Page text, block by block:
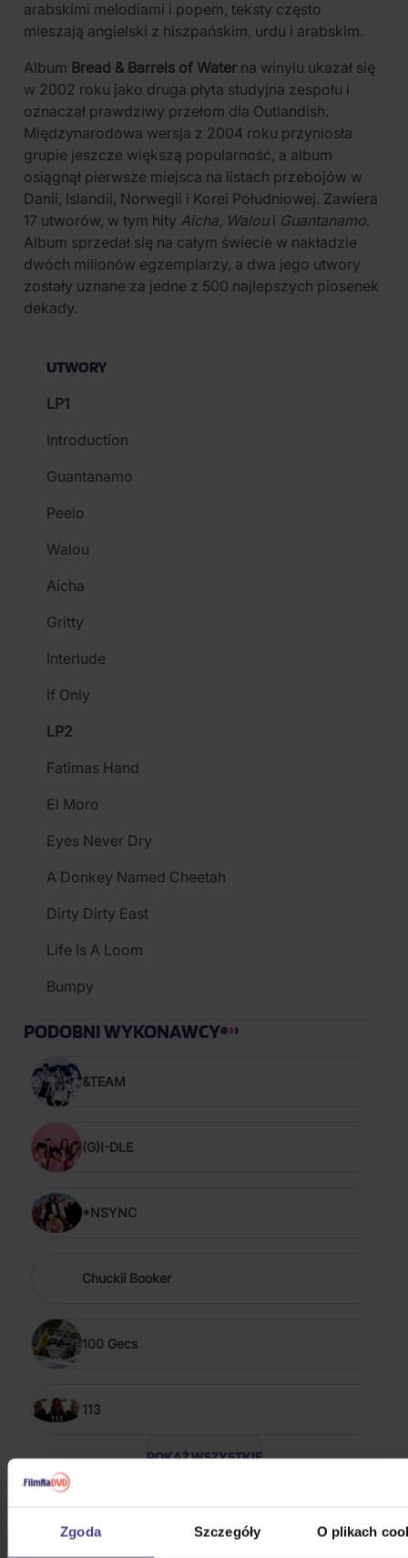
Zgoda Szczegóły O plikach
arabskimi melodiami i popem, teksty często
mieszają angielski z hiszpańskim, urdu i arabskim.
Album Bread & Barrels of Water na winylu ukazał się
w 2002 roku jako druga płyta studyjna zespołu i
oznaczał prawdziwy przełom dla Outlandish.
Międzynarodowa wersja z 2004 roku przyniosła
grupie jeszcze większą popularność, a album
osiągnął pierwsze miejsca na listach przebojów w
Danii, Islandii, Norwegii i Korei Południowej. Zawiera
17 utworów, w tym hity Aicha, Waloui Guantanamo.
Album sprzedał się na całym świecie w nakładzie
dwóch milionów egzemplarzy, a dwa jego utwory
zostały uznane za jedne z 500 najlepszych piosenek
dekady.
UTWORY
LP1
Introduction
Guantanamo
Peelo
Walou
Aicha
Gritty
Interlude
If Only
LP2
Fatimas Hand
El Moro
Eyes Never Dry
A Donkey Named Cheetah
Dirty Dirty East
Life Is A Loom
Bumpy
PODOBNI WYKONAWCY
&TEAM
(G)I-DLE
*NSYNC
Chuckii Booker
100 Gecs
113
POKAŻ WSZYSTKIE
POP & HIP HOP 2018 - 2026
Bílá Lucie: Vzkaz pro Ježíška